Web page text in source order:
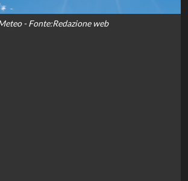
- Fonte:Redazione web